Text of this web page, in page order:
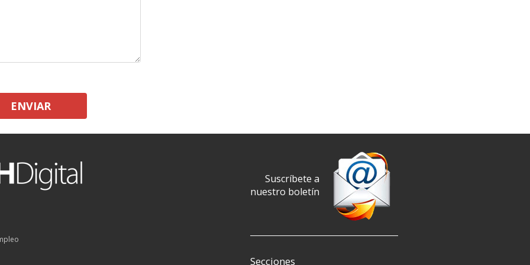
ENVIAR
Suscríbete a
nuestro boletín
Secciones